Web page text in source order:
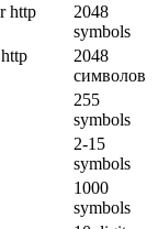
http
2048
symbols
2048
символов
255
symbols
2-15
symbols
1000
symbols